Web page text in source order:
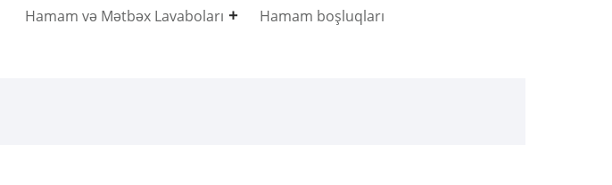
Hamam və Mətbəx Lavaboları Hamam boşluqları